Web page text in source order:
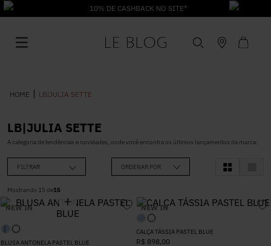
10% DE CASHBACK NO SITE*
LB|JULIA SETTE
LB|JULIA SETTE
A categoria de tendências e novidades, onde você encontra os últimos lançamentos da marca.
FILTRAR ORDENAR POR
Mostrando 15 de15
NEW IN
BLUSA ANTONELA PASTEL BLUE
NEW IN
CALÇA TÁSSIA PASTEL BLUE
R$ 898,00
1º Vestido
2º Roupas
Jeans